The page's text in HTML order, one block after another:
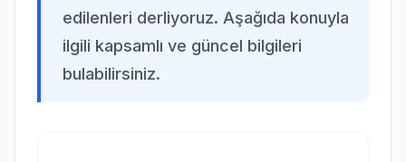
edilenleri derliyoruz. Aşağıda konuyla
ilgili kapsamlı ve güncel bilgileri
bulabilirsiniz.